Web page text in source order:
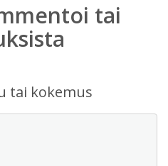
tai
tai kokemus